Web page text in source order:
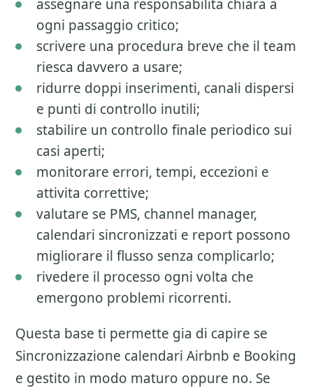
assegnare una responsabilita chiara a
ogni passaggio critico;
scrivere una procedura breve che il team
riesca davvero a usare;
ridurre doppi inserimenti, canali dispersi
e punti di controllo inutili;
stabilire un controllo finale periodico sui
casi aperti;
monitorare errori, tempi, eccezioni e
attivita correttive;
valutare se PMS, channel manager,
calendari sincronizzati e report possono
migliorare il flusso senza complicarlo;
rivedere il processo ogni volta che
emergono problemi ricorrenti.
Questa base ti permette gia di capire se
Sincronizzazione calendari Airbnb e Booking
e gestito in modo maturo oppure no. Se